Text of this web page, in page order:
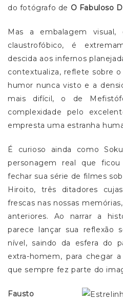
do fotógrafo de O Fabuloso
Mas a embalagem
claustrofóbico, é
descida aos infernos
contextualiza, reflete sobre
humor nunca visto e a
mais difícil, o de
complexidade pelo
empresta uma estranha
É curioso ainda como
personagem real que
fechar sua série de filmes
Hiroito, três ditadores
frescas nas nossas
anteriores. Ao narrar a
parece lançar sua reflexão
nível, saindo da esfera do
extra-homem, para chegar
que sempre fez parte do
Fausto